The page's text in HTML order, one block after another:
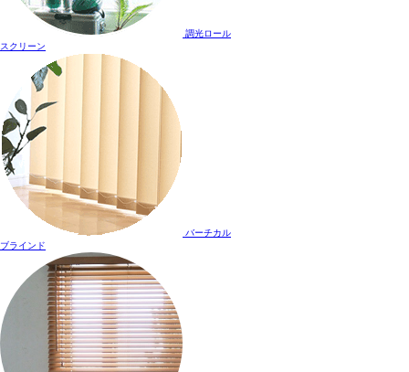
調光ロール
スクリーン
バーチカル
ブラインド